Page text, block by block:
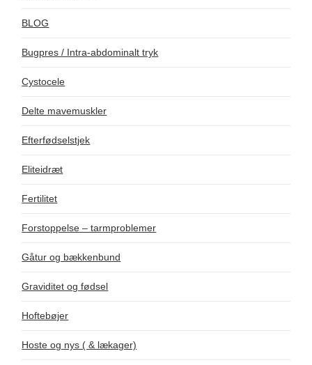
BLOG
Bugpres / Intra-abdominalt tryk
Cystocele
Delte mavemuskler
Efterfødselstjek
Eliteidræt
Fertilitet
Forstoppelse – tarmproblemer
Gåtur og bækkenbund
Graviditet og fødsel
Hoftebøjer
Hoste og nys ( & lækager)